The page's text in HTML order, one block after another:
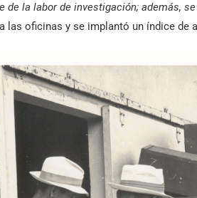
la labor de investigación; además,
las oficinas y se implantó un índice de